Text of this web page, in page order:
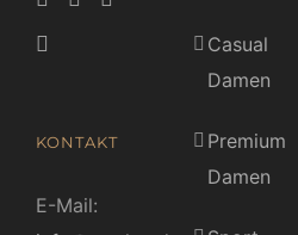
KONTAKT
E-Mail:
Casual
Damen
Premium
Damen